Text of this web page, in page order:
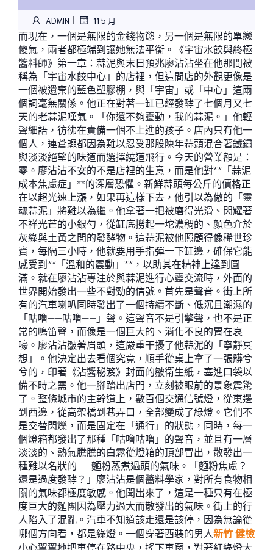
ADMIN | 11 5 月
而現在，一個是無限的金錢物慾，另一個是無限的單戀
傻氣，兩者都極端到讓她無法平衡。《宇宙水餃與終極
醬料師》第一章：蒜泥與末日預兆廖沾沾坐在他那間被
稱為「宇宙水餃中心」的店裡，但這間店的外觀更像是
一個被遺棄的藍色塑膠棚，與「宇宙」或「中心」這兩
個詞毫無關係。他正在對著一缸已經發酵了七個月又七
天的老蒜泥嘆氣。「你還不夠靈動，我的蒜泥。」他輕
聲細語，彷彿在責備一個不上進的孩子。店內只有他一
個人，連蒼蠅都因為難以忍受那股陳年蒜頭混合著鐵鏽
與淡淡絕望的味道而選擇繞道飛行。今天的營業額是：
零。廖沾沾不安的不是店裡的生意，而是他對**「蒜泥
成本焦慮症」**的深層恐懼。新鮮蒜頭每公斤的價格正
在以超光速上漲，如果再這樣下去，他引以為傲的「靈
魂蒜泥」將難以為繼。他拿著一把被磨得光滑、閃耀著
不祥光芒的小銀勺，從缸底撈起一坨濃稠的、顏色介於
灰綠與土黃之間的發酵物。這蒜泥被他照顧得像稀世珍
寶，每隔三小時，他就要用手指彈一下缸邊，確保它能
感受到**「溫和的震動」**，以助其在精神上達到圓
滿。就在廖沾沾專注於與蒜泥進行心靈交流時，外面的
世界開始發出一些不對勁的信號。首先是聲音。街上所
有的汽車喇叭同時發出了一個持續不斷、低沉且潮濕的
「咕嚕——咕嚕——」聲。這聲音不是引擎聲，也不是正
常的鳴笛聲，而像是一個巨大的、消化不良的胃在哀
嚎。廖沾沾皺著眉頭，這嚴重干擾了他蒜泥的「寧靜冥
想」。他決定出去看個究竟，順手從桌上拿了一張髒兮
兮的，印著《沾醬秘笈》封面的皺衛生紙，塞進口袋以
備不時之需。他一腳踏出店門，立刻被眼前的景象震驚
了。整條城市的主幹道上，數百個交通信號燈，從東邊
到西邊，從高架橋到巷弄口，全部變成了綠燈。它們不
是交替閃爍，而是固定在「通行」的狀態，同時，每一
個燈箱都發出了那種「咕嚕咕嚕」的聲音，並且有一層
淡淡的、熱氣騰騰的白霧從燈箱的頂部冒出，散發出一
種難以名狀的——麵粉蒸煮過頭的氣味。「麵粉焦慮？
還是過度發酵？」廖沾沾是個醬料學家，對所有食物相
關的氣味都極度敏感。他聞出來了，這是一種只有在極
度巨大的麵團因為壓力過大而散發出的氣味。街上的行
人陷入了混亂。汽車不知道該走還是該停，因為無論從
哪個方向看，都是綠燈。一個穿著西裝的男人新竹 健檢